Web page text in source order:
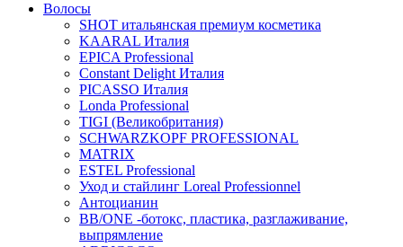
Волосы
SHOT итальянская премиум косметика
KAARAL Италия
EPICA Professional
Constant Delight Италия
PICASSO Италия
Londa Professional
TIGI (Великобритания)
SCHWARZKOPF PROFESSIONAL
MATRIX
ESTEL Professional
Уход и стайлинг Loreal Professionnel
Антоцианин
BB/ONE -ботокс, пластика, разглаживание,
выпрямление